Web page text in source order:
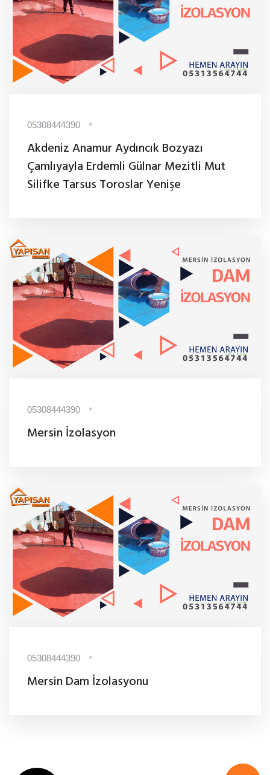
05308444390
Akdeniz Anamur Aydıncık Bozyazı
Çamlıyayla Erdemli Gülnar Mezitli Mut
Silifke Tarsus Toroslar Yenişe
05308444390
Mersin İzolasyon
05308444390
Mersin Dam İzolasyonu